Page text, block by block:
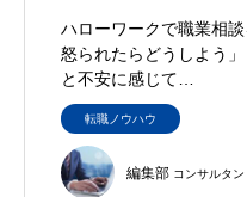
ハローワークで職業相
怒られたらどうしよう
と不安に感じて…
転職ノウハウ
編集部 コンサルタン